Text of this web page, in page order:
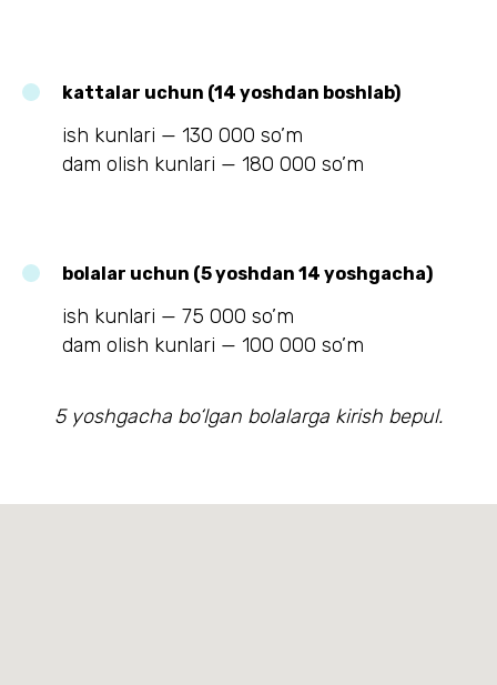
kattalar uchun (14 yoshdan boshlab)
ish kunlari — 130 000 so’m
dam olish kunlari — 180 000 so’m
bolalar uchun (5 yoshdan 14 yoshgacha)
ish kunlari — 75 000 so’m
dam olish kunlari — 100 000 so’m
5 yoshgacha bo‘lgan bolalarga kirish bepul.